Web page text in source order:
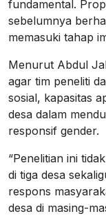
fundamental.
sebelumnya
memasuki tahap
Menurut Abdul
agar tim peneliti
sosial, kapasitas
desa dalam
responsif gender.
“Penelitian ini
di tiga desa
respons
desa di masing-